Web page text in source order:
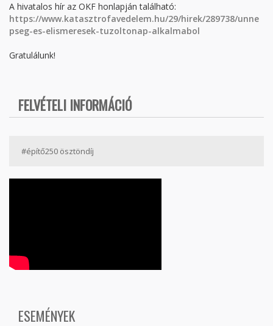
A hivatalos hír az OKF honlapján található:
https://www.katasztrofavedelem.hu/29/hirek/289738/unne
pseg-es-elismeresek-tuzoltonap-alkalmabol
Gratulálunk!
FELVÉTELI INFORMÁCIÓ
#építő250 ösztöndíj
ESEMÉNYEK